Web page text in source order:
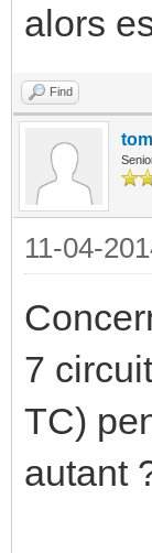
alors
Find
tom
11-04-
7
TC)
autant